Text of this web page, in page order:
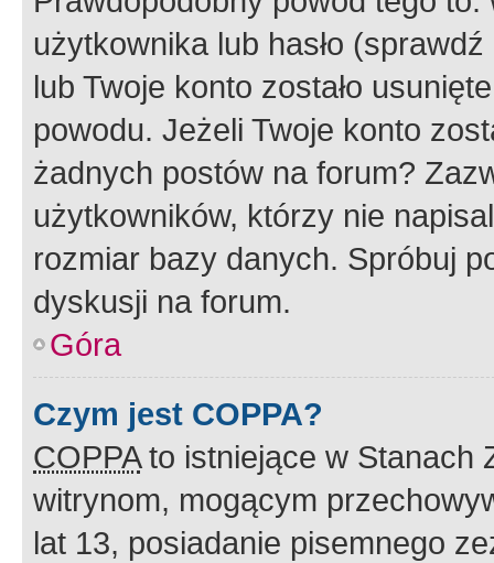
użytkownika lub hasło
lub Twoje konto zostało
powodu. Jeżeli Twoje konto
żadnych postów na forum?
użytkowników, którzy nie
rozmiar bazy danych. Spróbuj
dyskusji na forum.
Góra
Czym jest COPPA?
COPPAto istniejące w Stanach
witrynom, mogącym
lat 13, posiadanie pisemnego